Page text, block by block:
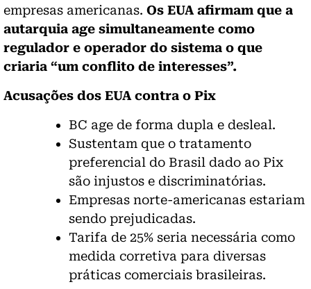
empresas americanas. Os EUA afirmam que a
autarquia age simultaneamente como
regulador e operador do sistema o que
criaria “um conflito de interesses”.
Acusações dos EUA contra o Pix
BC age de forma dupla e desleal.
Sustentam que o tratamento
preferencial do Brasil dado ao Pix
são injustos e discriminatórias.
Empresas norte-americanas estariam
sendo prejudicadas.
Tarifa de 25% seria necessária como
medida corretiva para diversas
práticas comerciais brasileiras.